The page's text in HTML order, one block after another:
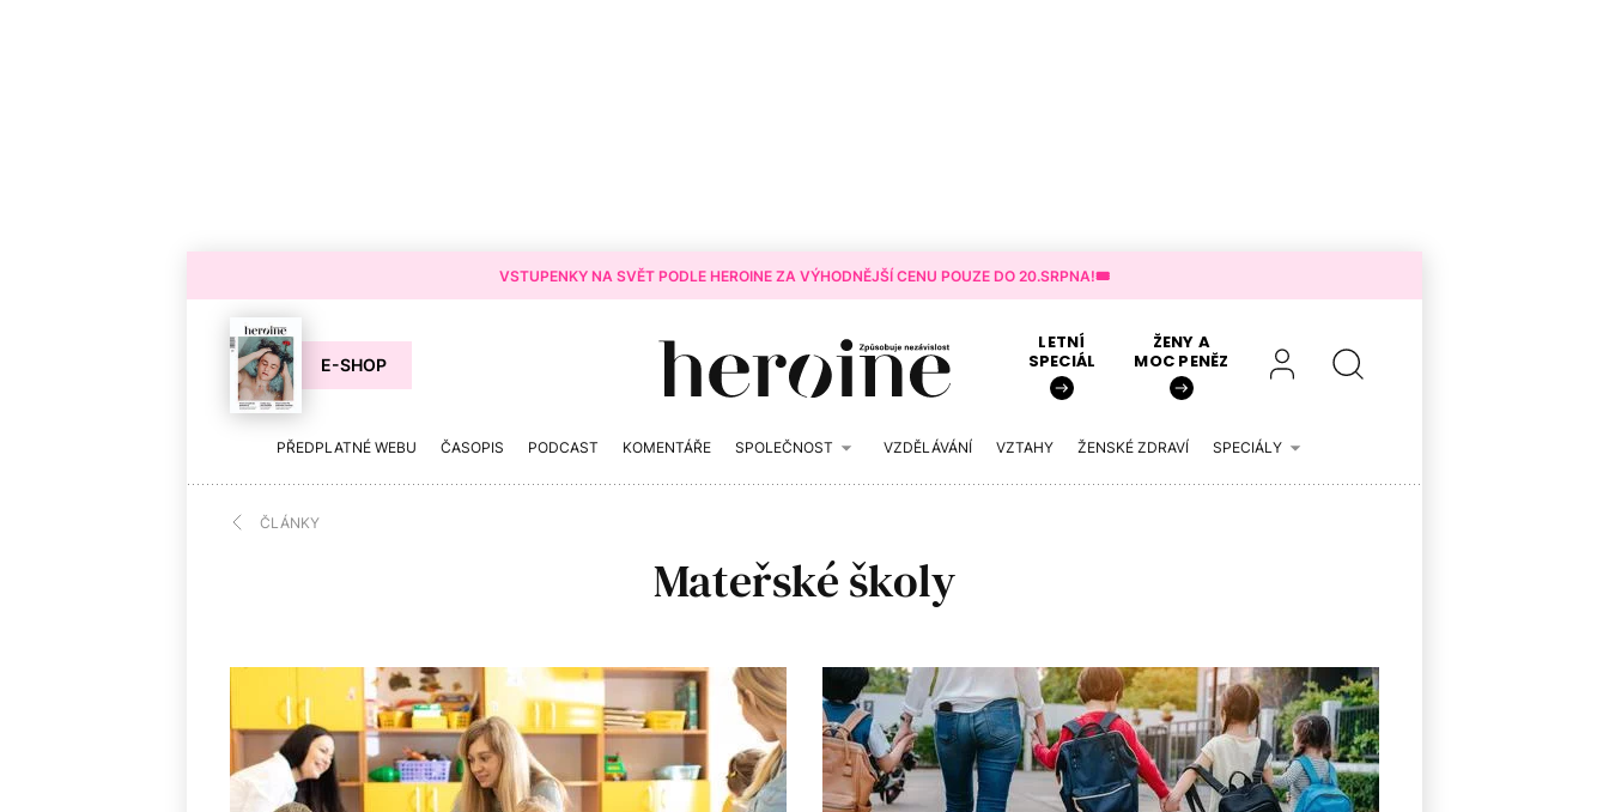
VSTUPENKY NA SVĚT PODLE HEROINE ZA VÝHODNĚJŠÍ CENU POUZE DO 20.SRPNA!🎟️
E-SHOP
LETNÍ
SPECIÁL
ŽENY A
MOC PENĚZ
PŘEDPLATNÉ WEBU ČASOPIS PODCAST KOMENTÁŘE SPOLEČNOST VZDĚLÁVÁNÍ VZTAHY ŽENSKÉ ZDRAVÍ SPECIÁLY
ČLÁNKY
Mateřské školy